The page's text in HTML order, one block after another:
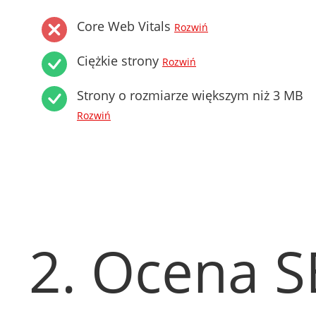
Core Web Vitals Rozwiń
Ciężkie strony Rozwiń
Strony o rozmiarze większym niż 3 MB
Rozwiń
2. Ocena